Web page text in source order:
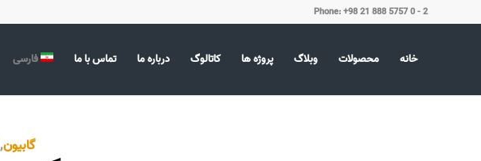
Phone: +98 21 888 5757 0 - 2
خانه محصولات وبلاگ پروژه ها کاتالوگ درباره ما تماس با ما فارسی
گابیون